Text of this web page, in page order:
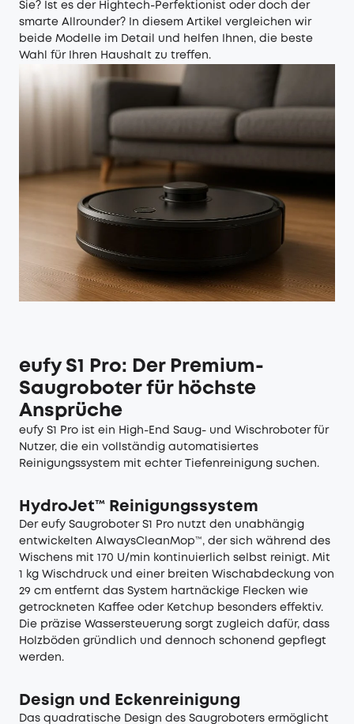
Sie? Ist es der Hightech-Perfektionist oder doch der
smarte Allrounder? In diesem Artikel vergleichen wir
beide Modelle im Detail und helfen Ihnen, die beste
Wahl für Ihren Haushalt zu treffen.
eufy S1 Pro: Der Premium-
Saugroboter für höchste
Ansprüche
eufy S1 Pro ist ein High-End Saug- und Wischroboter für
Nutzer, die ein vollständig automatisiertes
Reinigungssystem mit echter Tiefenreinigung suchen.
HydroJet™ Reinigungssystem
Der eufy Saugroboter S1 Pro nutzt den unabhängig
entwickelten AlwaysCleanMop™, der sich während des
Wischens mit 170 U/min kontinuierlich selbst reinigt. Mit
1 kg Wischdruck und einer breiten Wischabdeckung von
29 cm entfernt das System hartnäckige Flecken wie
getrockneten Kaffee oder Ketchup besonders effektiv.
Die präzise Wassersteuerung sorgt zugleich dafür, dass
Holzböden gründlich und dennoch schonend gepflegt
werden.
Design und Eckenreinigung
Das quadratische Design des Saugroboters ermöglicht